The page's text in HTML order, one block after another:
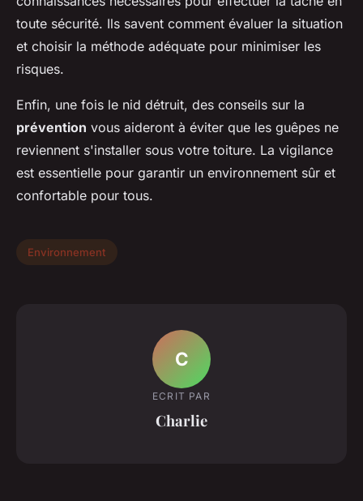
toute sécurité. Ils savent comment évaluer la situation
et choisir la méthode adéquate pour minimiser les
risques.
Enfin, une fois le nid détruit, des conseils sur la
prévention vous aideront à éviter que les guêpes ne
reviennent s'installer sous votre toiture. La vigilance
est essentielle pour garantir un environnement sûr et
confortable pour tous.
Environnement
C
ECRIT PAR
Charlie